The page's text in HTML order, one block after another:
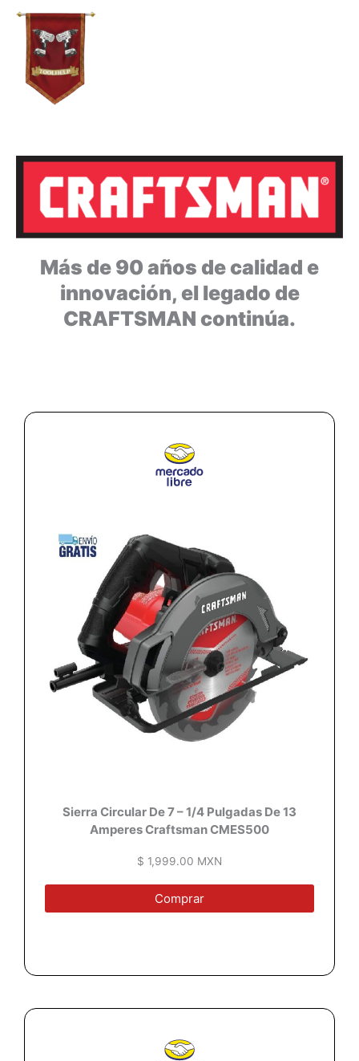
contenido
Más de 90 años de calidad e
innovación, el legado de
CRAFTSMAN continúa.
Sierra Circular De 7 – 1/4 Pulgadas De 13
Amperes Craftsman CMES500
$ 1,999.00 MXN
Comprar